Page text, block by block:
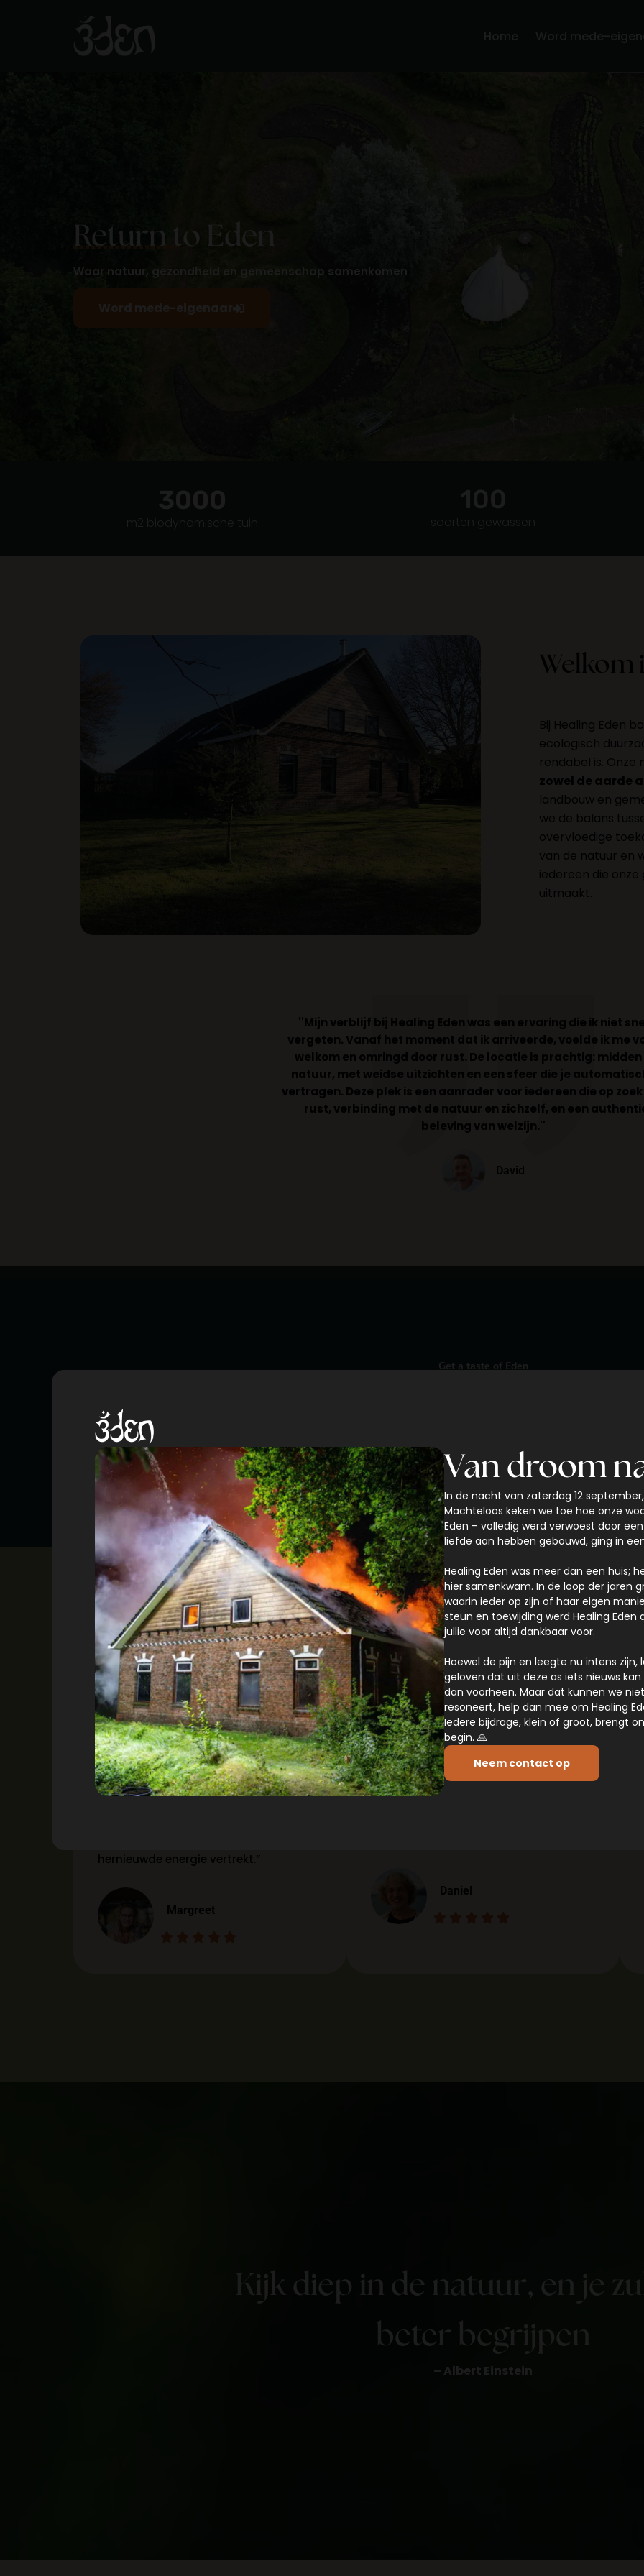
Home Word mede-
Return to Eden
Waar natuur, gezondheid en gemeenschap samenkomen
m2 biodynamische tuin
3000
soorten gewassen
100
Welkom
Bij Healing Eden
ecologisch
rendabel is. Onze
zowel de aarde
landbouw en
we de balans
overvloedige
van de natuur en
iedereen die
uitmaakt.
''Mijn verblijf bij Healing Eden was een ervaring die ik niet
vergeten. Vanaf het moment dat ik arriveerde, voelde ik me
welkom en omringd door rust. De locatie is prachtig: midden
natuur, met weidse uitzichten en een sfeer die je
vertragen. Deze plek is een aanrader voor iedereen die op
rust, verbinding met de natuur en zichzelf, en een
beleving van welzijn.''
David
Get a taste of Eden
Klantervaringen
Klanten beoordelen ons met een
”De combinatie van natuur, eenvoudige
accommodatie en
gemeenschapsgevoel maakt Healing
Eden bijzonder. De sfeer is open en
vriendelijk. Het is leuk om met
gelijkgestemden ervaringen te delen en
samen te werken aan duurzame
projecten. Het is geen luxe resort, maar
hernieuwde energie vertrekt.”
Margreet
”Healing Eden is een plek waar je weer in
contact komt met de natuur en het
ritme van de seizoenen. De boerderij is
levendig en de mensen die er werken
zijn betrokken. Het voelt als een kleine
gemeenschap die samen werkt aan
iets moois en duurzaams. Een fijne plek
om even uit de drukte van het dagelijks
Daniel
Kijk diep in de natuur, en je
beter begrijpen
– Albert Einstein
Van droom
In de nacht van zaterdag 12
Machteloos keken we toe hoe onze
Eden – volledig werd verwoest door
liefde aan hebben gebouwd, ging in
Healing Eden was meer dan een huis;
hier samenkwam. In de loop der jaren
waarin ieder op zijn of haar eigen
steun en toewijding werd Healing Eden
jullie voor altijd dankbaar voor.
Hoewel de pijn en leegte nu intens zijn,
geloven dat uit deze as iets nieuws
dan voorheen. Maar dat kunnen we
resoneert, help dan mee om Healing
Iedere bijdrage, klein of groot, brengt
begin. 🙏
Neem contact op